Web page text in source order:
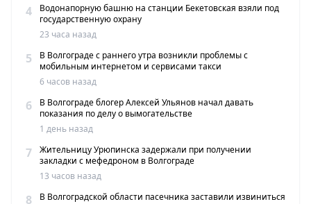
4
Водонапорную башню на станции Бекетовская взяли под
государственную охрану
23 часа назад
5
В Волгограде с раннего утра возникли проблемы с
мобильным интернетом и сервисами такси
6 часов назад
6
В Волгограде блогер Алексей Ульянов начал давать
показания по делу о вымогательстве
1 день назад
7
Жительницу Урюпинска задержали при получении
закладки с мефедроном в Волгограде
13 часов назад
8
В Волгоградской области пасечника заставили извиниться